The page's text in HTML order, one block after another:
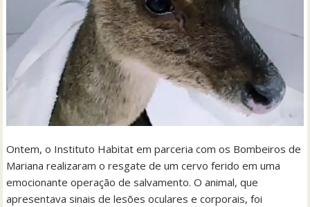
Ontem, o Instituto Habitat em parceria com os Bombeiros de
Mariana realizaram o resgate de um cervo ferido em uma
emocionante operação de salvamento. O animal, que
apresentava sinais de lesões oculares e corporais, foi